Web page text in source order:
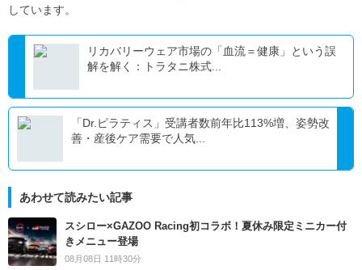
しています。
リカバリーウェア市場の「血流＝健康」という誤
解を解く：トラタニ株式...
「Dr.ピラティス」受講者数前年比113%増、姿勢改
善・産後ケア需要で人気...
あわせて読みたい記事
スシロー×GAZOO Racing初コラボ！夏休み限定ミニカー付
きメニュー登場
08月08日 11時30分